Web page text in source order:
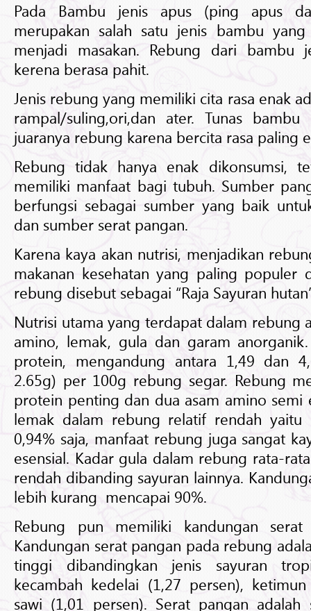
Pada Bambu jenis apus (ping apus
merupakan salah satu jenis bambu
menjadi masakan. Rebung dari bambu
kerena berasa pahit.
Jenis rebung yang memiliki cita rasa enak
rampal/suling,ori,dan ater. Tunas
juaranya rebung karena bercita rasa paling
Rebung tidak hanya enak dikonsumsi,
memiliki manfaat bagi tubuh. Sumber
berfungsi sebagai sumber yang baik
dan sumber serat pangan.
Karena kaya akan nutrisi, menjadikan
makanan kesehatan yang paling populer
rebung disebut sebagai “Raja Sayuran
Nutrisi utama yang terdapat dalam rebung
amino, lemak, gula dan garam
protein, mengandung antara 1,49 dan
2.65g) per 100g rebung segar. Rebung
protein penting dan dua asam amino semi
lemak dalam rebung relatif rendah yaitu
0,94% saja, manfaat rebung juga sangat
esensial. Kadar gula dalam rebung rata-
rendah dibanding sayuran lainnya.
lebih kurang mencapai 90%.
Rebung pun memiliki kandungan
Kandungan serat pangan pada rebung
tinggi dibandingkan jenis sayuran
kecambah kedelai (1,27 persen),
sawi (1,01 persen). Serat pangan adalah